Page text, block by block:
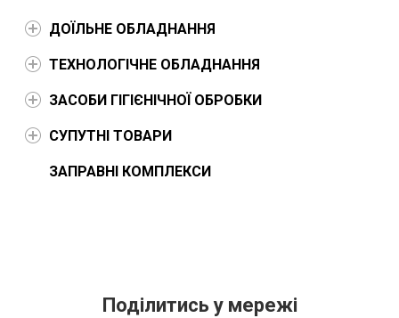
ДОЇЛЬНЕ ОБЛАДНАННЯ
ТЕХНОЛОГІЧНЕ ОБЛАДНАННЯ
ЗАСОБИ ГІГІЄНІЧНОЇ ОБРОБКИ
СУПУТНІ ТОВАРИ
ЗАПРАВНІ КОМПЛЕКСИ
Поділитись у мережі